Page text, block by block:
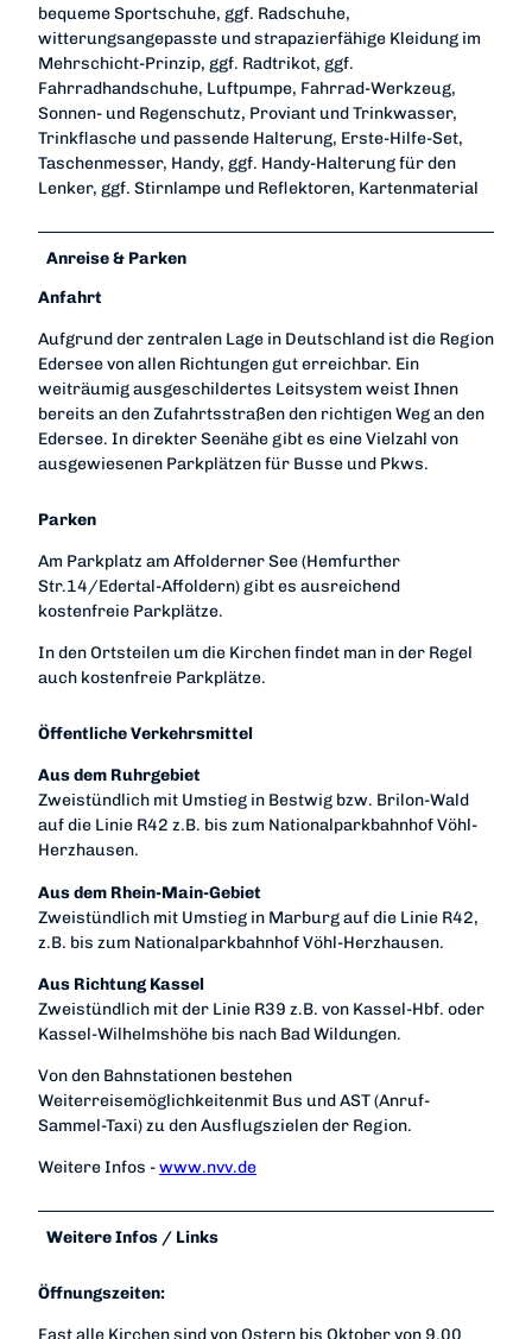
bequeme Sportschuhe, ggf. Radschuhe,
witterungsangepasste und strapazierfähige Kleidung im
Mehrschicht-Prinzip, ggf. Radtrikot, ggf.
Fahrradhandschuhe, Luftpumpe, Fahrrad-Werkzeug,
Sonnen- und Regenschutz, Proviant und Trinkwasser,
Trinkflasche und passende Halterung, Erste-Hilfe-Set,
Taschenmesser, Handy, ggf. Handy-Halterung für den
Lenker, ggf. Stirnlampe und Reflektoren, Kartenmaterial
Anreise & Parken
Anfahrt
Aufgrund der zentralen Lage in Deutschland ist die Region
Edersee von allen Richtungen gut erreichbar. Ein
weiträumig ausgeschildertes Leitsystem weist Ihnen
bereits an den Zufahrtsstraßen den richtigen Weg an den
Edersee. In direkter Seenähe gibt es eine Vielzahl von
ausgewiesenen Parkplätzen für Busse und Pkws.
Parken
Am Parkplatz am Affolderner See (Hemfurther
Str.14/Edertal-Affoldern) gibt es ausreichend
kostenfreie Parkplätze.
In den Ortsteilen um die Kirchen findet man in der Regel
auch kostenfreie Parkplätze.
Öffentliche Verkehrsmittel
Aus dem Ruhrgebiet
Zweistündlich mit Umstieg in Bestwig bzw. Brilon-Wald
auf die Linie R42 z.B. bis zum Nationalparkbahnhof Vöhl-
Herzhausen.
Aus dem Rhein-Main-Gebiet
Zweistündlich mit Umstieg in Marburg auf die Linie R42,
z.B. bis zum Nationalparkbahnhof Vöhl-Herzhausen.
Aus Richtung Kassel
Zweistündlich mit der Linie R39 z.B. von Kassel-Hbf. oder
Kassel-Wilhelmshöhe bis nach Bad Wildungen.
Von den Bahnstationen bestehen
Weiterreisemöglichkeitenmit Bus und AST (Anruf-
Sammel-Taxi) zu den Ausflugszielen der Region.
Weitere Infos -www.nvv.de
Weitere Infos / Links
Öffnungszeiten:
Fast alle Kirchen sind von Ostern bis Oktober von 9.00